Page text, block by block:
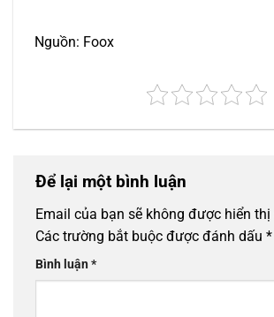
Nguồn: Foox
Để lại một bình luận
Email của bạn sẽ không được hiển thị
Các trường bắt buộc được đánh dấu *
Bình luận*